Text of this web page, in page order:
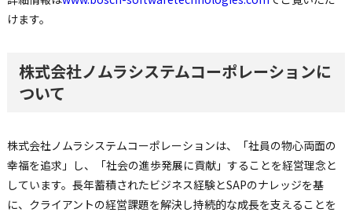
けます。
株式会社ノムラシステムコーポレーションに
ついて
株式会社ノムラシステムコーポレーションは、「社員の物心両面の
幸福を追求」し、「社会の進歩発展に貢献」することを経営理念と
しています。長年蓄積されたビジネス経験とSAPのナレッジを基
に、クライアントの経営課題を解決し持続的な成長を支えることを